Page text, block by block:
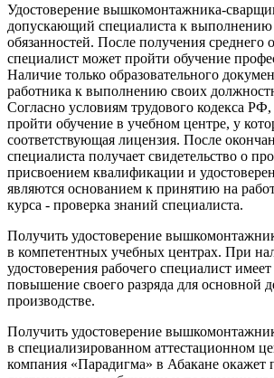
Удостоверение вышкомонтажника-
допускающий специалиста к
обязанностей. После получения среднего
специалист может пройти обучение
Наличие только образовательного
работника к выполнению своих
Согласно условиям трудового кодекса
пройти обучение в учебном центре, у
соответствующая лицензия. После
специалиста получает свидетельство о
присвоением квалификации и
являются основанием к принятию на
курса - проверка знаний специалиста.
Получить удостоверение
в компетентных учебных центрах. При
удостоверения рабочего специалист
повышение своего разряда для основной
производстве.
Получить удостоверение
в специализированном аттестационном
компания «Парадигма» в Абакане окажет